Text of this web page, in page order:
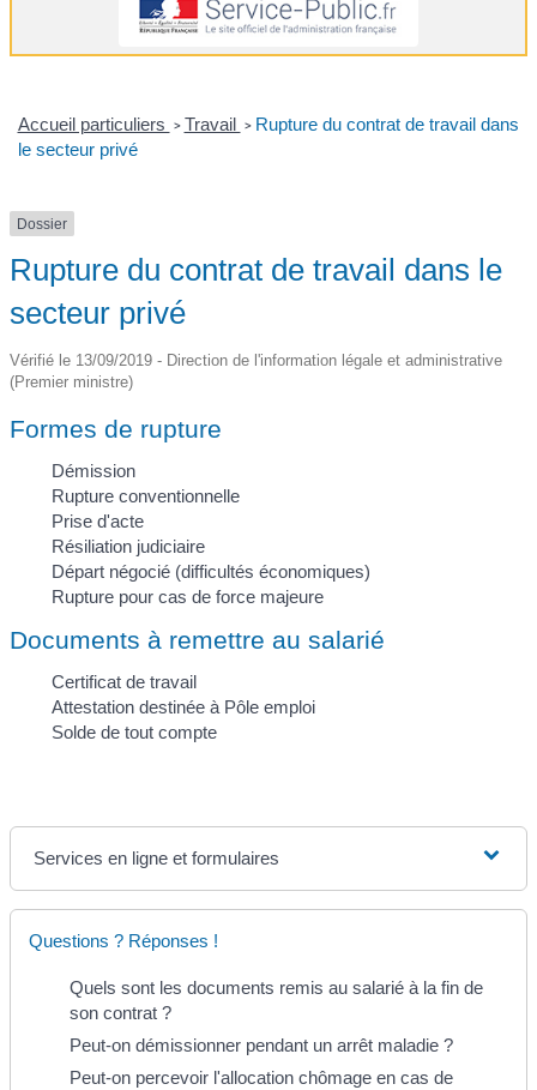
Accueil particuliers > Travail > Rupture du contrat de travail dans
le secteur privé
Dossier
Rupture du contrat de travail dans le
secteur privé
Vérifié le 13/09/2019 - Direction de l'information légale et administrative
(Premier ministre)
Formes de rupture
Démission
Rupture conventionnelle
Prise d'acte
Résiliation judiciaire
Départ négocié (difficultés économiques)
Rupture pour cas de force majeure
Documents à remettre au salarié
Certificat de travail
Attestation destinée à Pôle emploi
Solde de tout compte
Services en ligne et formulaires
Questions ? Réponses !
Quels sont les documents remis au salarié à la fin de
son contrat ?
Peut-on démissionner pendant un arrêt maladie ?
Peut-on percevoir l'allocation chômage en cas de